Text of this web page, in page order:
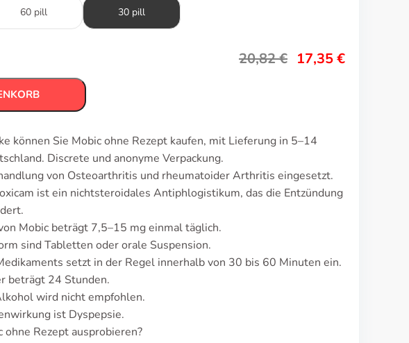
60 pill 30 pill
20,82€ 17,35€
können Sie Mobic ohne Rezept kaufen, mit Lieferung in 5–14
Discrete und anonyme Verpackung.
von Osteoarthritis und rheumatoider Arthritis eingesetzt.
ist ein nichtsteroidales Antiphlogistikum, das die Entzündung
Mobic beträgt 7,5–15 mg einmal täglich.
sind Tabletten oder orale Suspension.
setzt in der Regel innerhalb von 30 bis 60 Minuten ein.
beträgt 24 Stunden.
wird nicht empfohlen.
ist Dyspepsie.
ohne Rezept ausprobieren?